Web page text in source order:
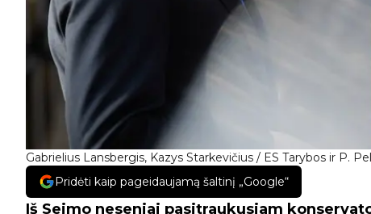
Gabrielius Lansbergis, Kazys Starkevičius / ES Tarybos ir P.
Pridėti kaip pageidaujamą šaltinį „Google“
Iš Seimo neseniai pasitraukusiam